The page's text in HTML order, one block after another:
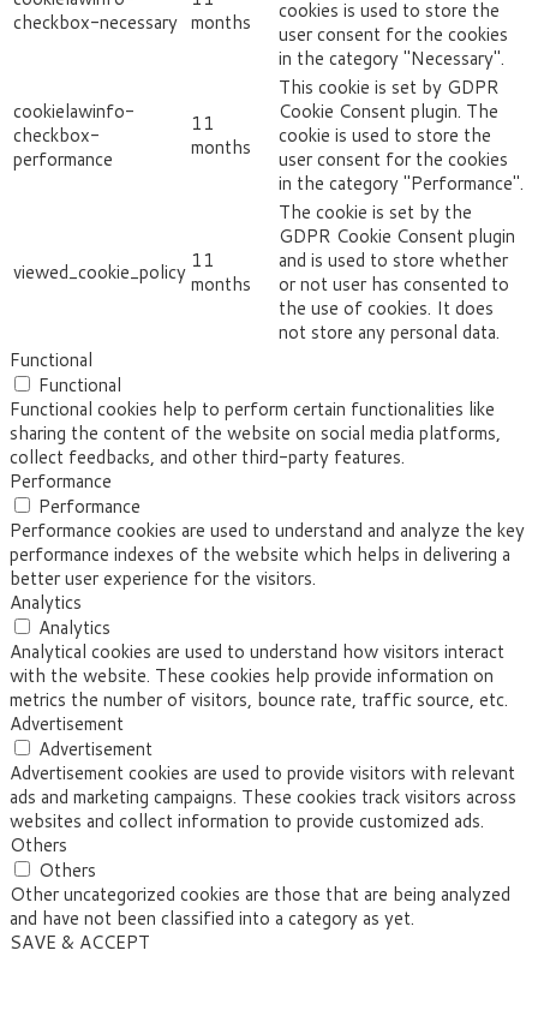
checkbox-necessary months
cookies is used to store the
user consent for the cookies
in the category "Necessary".
cookielawinfo-
checkbox-
performance
11
months
This cookie is set by GDPR
Cookie Consent plugin. The
cookie is used to store the
user consent for the cookies
in the category "Performance".
viewed_cookie_policy 11
months
The cookie is set by the
GDPR Cookie Consent plugin
and is used to store whether
or not user has consented to
the use of cookies. It does
not store any personal data.
Functional
Functional
Functional cookies help to perform certain functionalities like
sharing the content of the website on social media platforms,
collect feedbacks, and other third-party features.
Performance
Performance
Performance cookies are used to understand and analyze the key
performance indexes of the website which helps in delivering a
better user experience for the visitors.
Analytics
Analytics
Analytical cookies are used to understand how visitors interact
with the website. These cookies help provide information on
metrics the number of visitors, bounce rate, traffic source, etc.
Advertisement
Advertisement
Advertisement cookies are used to provide visitors with relevant
ads and marketing campaigns. These cookies track visitors across
websites and collect information to provide customized ads.
Others
Others
Other uncategorized cookies are those that are being analyzed
and have not been classified into a category as yet.
SAVE & ACCEPT